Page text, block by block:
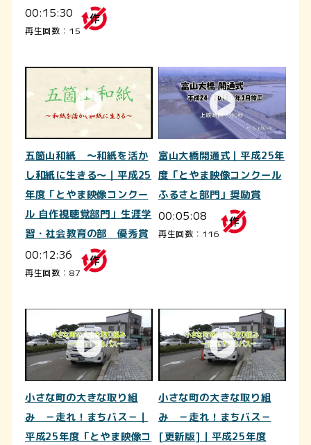
00:15:30
再生回数：15
五箇山和紙 ～和紙を活か
し和紙に生きる～｜平成25
年度「とやま映像コンクー
ル 自作視聴覚部門」生涯学
習・社会教育の部 優秀賞
00:12:36
再生回数：87
富山大橋開通式｜平成25年
度「とやま映像コンクール
ふるさと部門」奨励賞
00:05:08
再生回数：116
小さな町の大きな取り組
み －走れ！まちバス－｜
平成25年度「とやま映像コ
小さな町の大きな取り組
み －走れ！まちバス－
[更新版]｜平成25年度